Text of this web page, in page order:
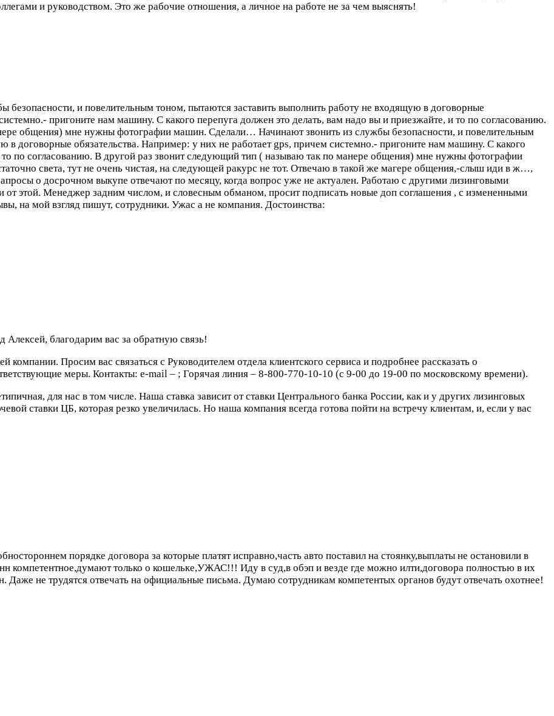
и руководством. Это же рабочие отношения, а личное на работе не за чем выяснять!
безопасности, и повелительным тоном, пытаются заставить выполнить работу не входящую в договорные
пригоните нам машину. С какого перепуга должен это делать, вам надо вы и приезжайте, и то по согласованию.
общения) мне нужны фотографии машин. Сделали… Начинают звонить из службы безопасности, и повелительным
в договорные обязательства. Например: у них не работает gps, причем системно.- пригоните нам машину. С какого
по согласованию. В другой раз звонит следующий тип ( называю так по манере общения) мне нужны фотографии
света, тут не очень чистая, на следующей ракурс не тот. Отвечаю в такой же магере общения,-слыш иди в ж…,
о досрочном выкупе отвечают по месяцу, когда вопрос уже не актуален. Работаю с другими лизинговыми
от этой. Менеджер задним числом, и словесным обманом, просит подписать новые доп соглашения , с измененными
на мой взгляд пишут, сотрудники. Ужас а не компания. Достоинства:
Алексей, благодарим вас за обратную связь!
Просим вас связаться с Руководителем отдела клиентского сервиса и подробнее рассказать о
меры. Контакты: e-mail – ; Горячая линия – 8-800-770-10-10 (с 9-00 до 19-00 по московскому времени).
для нас в том числе. Наша ставка зависит от ставки Центрального банка России, как и у других лизинговых
ставки ЦБ, которая резко увеличилась. Но наша компания всегда готова пойти на встречу клиентам, и, если у вас
порядке договора за которые платят исправно,часть авто поставил на стоянку,выплаты не остановили в
компетентное,думают только о кошельке,УЖАС!!! Иду в суд,в обэп и везде где можно илти,договора полностью в их
Даже не трудятся отвечать на официальные письма. Думаю сотрудникам компетентых органов будут отвечать охотнее!